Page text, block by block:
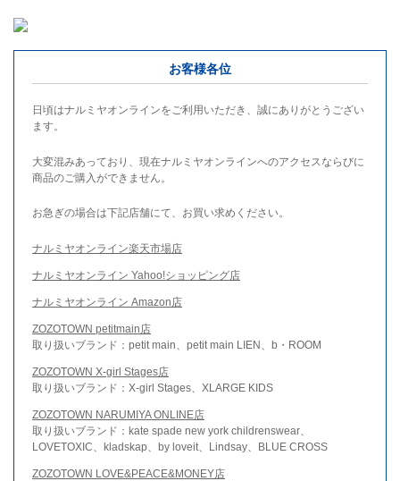
お客様各位
日頃はナルミヤオンラインをご利用いただき、誠にありがとうござい
ます。
大変混みあっており、現在ナルミヤオンラインへのアクセスならびに
商品のご購入ができません。
お急ぎの場合は下記店舗にて、お買い求めください。
ナルミヤオンライン楽天市場店
ナルミヤオンライン Yahoo!ショッピング店
ナルミヤオンライン Amazon店
ZOZOTOWN petitmain店
取り扱いブランド：petit main、petit main LIEN、b・ROOM
ZOZOTOWN X-girl Stages店
取り扱いブランド：X-girl Stages、XLARGE KIDS
ZOZOTOWN NARUMIYA ONLINE店
取り扱いブランド：kate spade new york childrenswear、
LOVETOXIC、kladskap、by loveit、Lindsay、BLUE CROSS
ZOZOTOWN LOVE&PEACE&MONEY店